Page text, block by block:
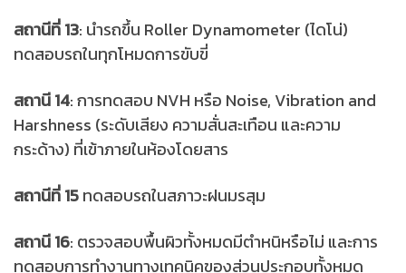
สถานีที่ 13: นำรถขึ้น Roller Dynamometer (ไดโน่)
ทดสอบรถในทุกโหมดการขับขี่
สถานี 14: การทดสอบ NVH หรือ Noise, Vibration and
Harshness (ระดับเสียง ความสั่นสะเทือน และความ
กระด้าง) ที่เข้าภายในห้องโดยสาร
สถานีที่ 15ทดสอบรถในสภาวะฝนมรสุม
สถานี 16: ตรวจสอบพื้นผิวทั้งหมดมีตำหนิหรือไม่ และการ
ทดสอบการทำงานทางเทคนิคของส่วนประกอบทั้งหมด